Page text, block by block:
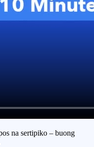
na sertipiko – buong